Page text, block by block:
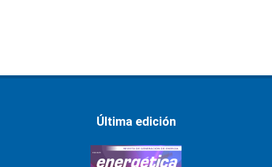
Última edición